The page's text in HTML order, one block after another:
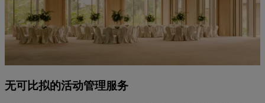
无可比拟的活动管理服务